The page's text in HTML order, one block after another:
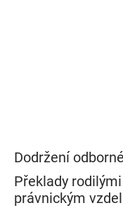
Dodržení
Překlady
právnickým